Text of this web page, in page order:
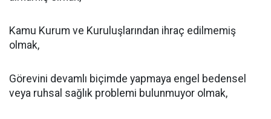
Kamu Kurum ve Kuruluşlarından ihraç edilmemiş
olmak,
Görevini devamlı biçimde yapmaya engel bedensel
veya ruhsal sağlık problemi bulunmuyor olmak,